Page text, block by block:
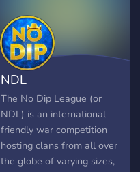
NDL
The No Dip League (or
NDL) is an international
friendly war competition
hosting clans from all over
the globe of varying sizes,